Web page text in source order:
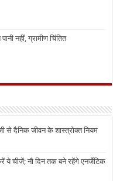
नहीं, ग्रामीण चिंतित
से दैनिक जीवन के शास्त्रोक्त नियम
ये चीजें; नौ दिन तक बने रहेंगे एनर्जेटिक